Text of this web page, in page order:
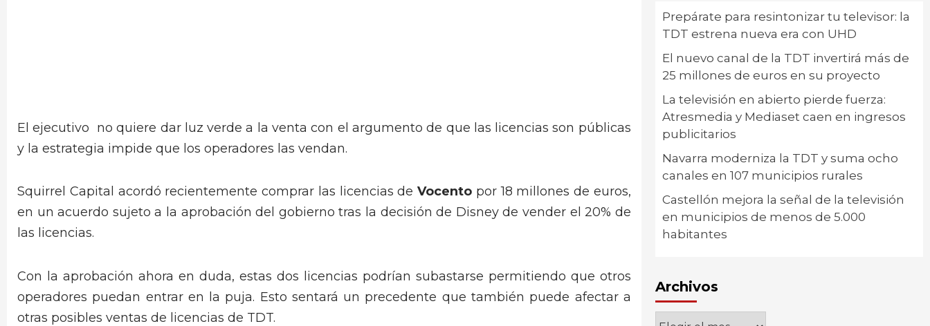
El ejecutivo no quiere dar luz verde a la venta con el argumento de que las licencias son públicas
y la estrategia impide que los operadores las vendan.
Squirrel Capital acordó recientemente comprar las licencias deVocento por 18 millones de euros,
en un acuerdo sujeto a la aprobación del gobierno tras la decisión de Disney de vender el 20% de
las licencias.
Con la aprobación ahora en duda, estas dos licencias podrían subastarse permitiendo que otros
operadores puedan entrar en la puja. Esto sentará un precedente que también puede afectar a
otras posibles ventas de licencias de TDT.
Prepárate para resintonizar tu televisor: la
TDT estrena nueva era con UHD
El nuevo canal de la TDT invertirá más de
25 millones de euros en su proyecto
La televisión en abierto pierde fuerza:
Atresmedia y Mediaset caen en ingresos
publicitarios
Navarra moderniza la TDT y suma ocho
canales en 107 municipios rurales
Castellón mejora la señal de la televisión
en municipios de menos de 5.000
habitantes
Archivos
Archivos